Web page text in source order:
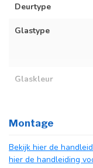
Deurtype
Glastype
Glaskleur
Kozijnmaat
Incl. deurgreep
Montage
Bekijk hier de
hier de handleiding